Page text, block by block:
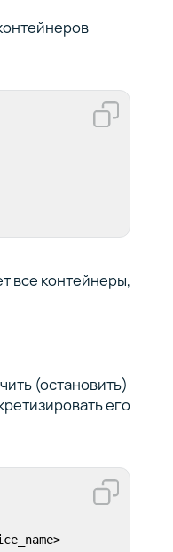
все контейнеры,
(остановить)
его